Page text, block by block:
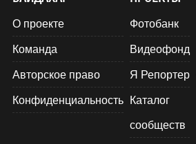
О проекте
Команда
Авторское право
Конфиденциальность
Фотобанк
Видеофонд
Я Репортер
Каталог
сообществ